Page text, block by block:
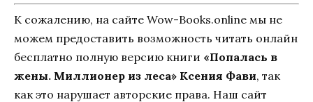
К сожалению, на сайте Wow-Books.online мы не
можем предоставить возможность читать онлайн
бесплатно полную версию книги «Попалась в
жены. Миллионер из леса» Ксения Фави, так
как это нарушает авторские права. Наш сайт